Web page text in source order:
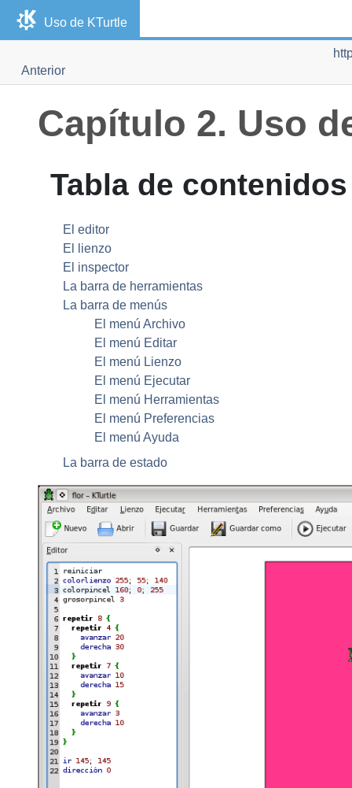
Uso de KTurtle
Anterior
Capítulo 2. Uso
Tabla de contenidos
El editor
El lienzo
El inspector
La barra de herramientas
La barra de menús
El menú Archivo
El menú Editar
El menú Lienzo
El menú Ejecutar
El menú Herramientas
El menú Preferencias
El menú Ayuda
La barra de estado